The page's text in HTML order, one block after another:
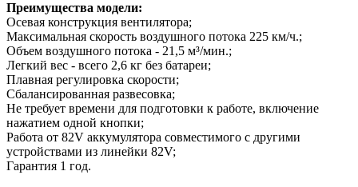
Преимущества модели:
Осевая конструкция вентилятора;
Максимальная скорость воздушного потока 225 км/ч.;
Объем воздушного потока - 21,5 м³/мин.;
Легкий вес - всего 2,6 кг без батареи;
Плавная регулировка скорости;
Сбалансированная развесовка;
Не требует времени для подготовки к работе, включение
нажатием одной кнопки;
Работа от 82V аккумулятора совместимого с другими
устройствами из линейки 82V;
Гарантия 1 год.